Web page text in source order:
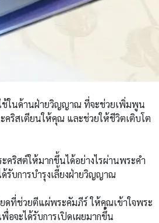
ช้ในด้านฝ่ายวิญญาณ ที่จะช่วยเพิ่มพูน
คริสเตียนให้คุณ และช่วยให้ชีวิตเติบโต
คริสต์ให้มากขึ้นได้อย่างไรผ่านพระคำ
ด้รับการบำรุงเลี้ยงฝ่ายวิญญาณ
ยดที่ช่วยตีแผ่พระคัมภีร์ ให้คุณเข้าใจพระ
อจะได้รับการเปิดเผยมากขึ้น